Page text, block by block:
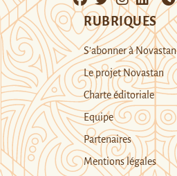
RUBRIQUES
S’abonner à Novastan
Le projet Novastan
Charte éditoriale
Equipe
Partenaires
Mentions légales